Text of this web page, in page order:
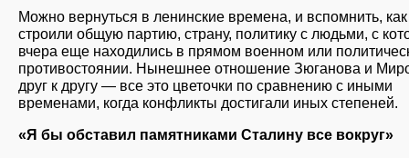
Можно вернуться в ленинские времена, и вспомнить,
строили общую партию, страну, политику с людьми, с
вчера еще находились в прямом военном или
противостоянии. Нынешнее отношение Зюганова и
друг к другу — все это цветочки по сравнению с иными
временами, когда конфликты достигали иных степеней.
«Я бы обставил памятниками Сталину все вокруг»